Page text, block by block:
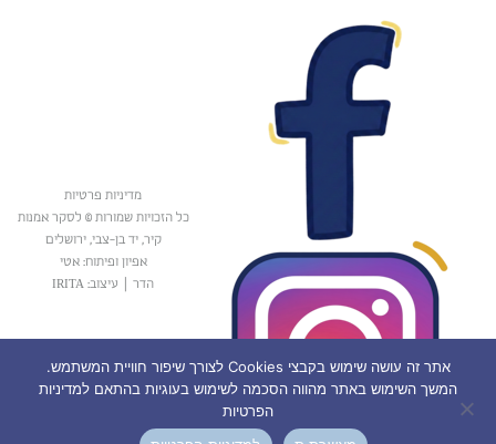
מדיניות פרטיות
כל הזכויות שמורות © לסקר אמנות
קיר, יד בן-צבי, ירושלים
אפיון ופיתוח: אטי
הדר
עיצוב: IRITA
אתר זה עושה שימוש בקבצי Cookies לצורך שיפור חוויית המשתמש.
המשך השימוש באתר מהווה הסכמה לשימוש בעוגיות בהתאם למדיניות
הפרטיות